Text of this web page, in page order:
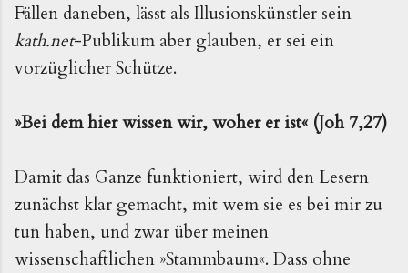
Fällen daneben, lässt als Illusionskünstler sein
kath.net-Publikum aber glauben, er sei ein
vorzüglicher Schütze.
»Bei dem hier wissen wir, woher er ist« (Joh 7,27)
Damit das Ganze funktioniert, wird den Lesern
zunächst klar gemacht, mit wem sie es bei mir zu
tun haben, und zwar über meinen
wissenschaftlichen »Stammbaum«. Dass ohne